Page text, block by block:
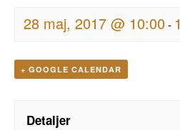
28 maj, 2017 @ 10:00-
+ GOOGLE CALENDAR
Detaljer